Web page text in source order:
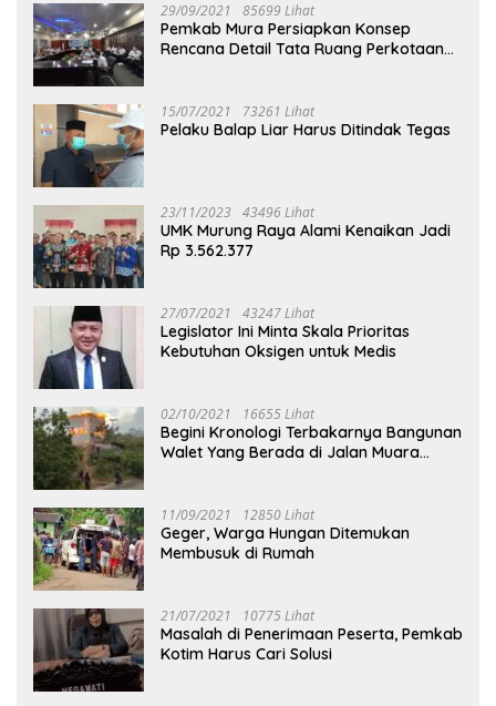
29/09/2021 85699 Lihat
Pemkab Mura Persiapkan Konsep
Rencana Detail Tata Ruang Perkotaan
15/07/2021 73261 Lihat
Pelaku Balap Liar Harus Ditindak Tegas
23/11/2023 43496 Lihat
UMK Murung Raya Alami Kenaikan Jadi
Rp 3.562.377
27/07/2021 43247 Lihat
Legislator Ini Minta Skala Prioritas
Kebutuhan Oksigen untuk Medis
02/10/2021 16655 Lihat
Begini Kronologi Terbakarnya Bangunan
Walet Yang Berada di Jalan Muara
11/09/2021 12850 Lihat
Geger, Warga Hungan Ditemukan
Membusuk di Rumah
21/07/2021 10775 Lihat
Masalah di Penerimaan Peserta, Pemkab
Kotim Harus Cari Solusi